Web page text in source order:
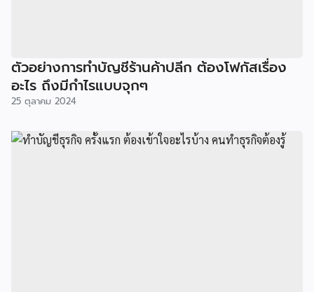
ตัวอย่างการทำบัญชีร้านค้าปลีก ต้องโฟกัสเรื่อง
อะไร ถึงมีกำไรแบบจุกๆ
25 ตุลาคม 2024